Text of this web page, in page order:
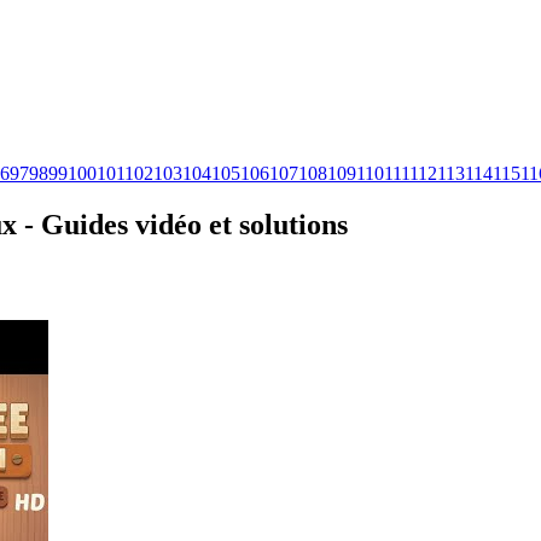
979899100101102103104105106107108109110111112113114115
- Guides vidéo et solutions